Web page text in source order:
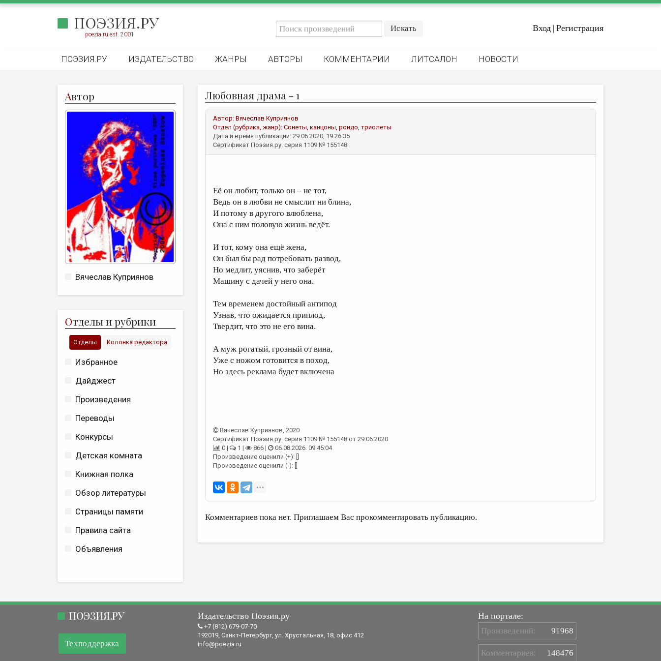
ПОЭЗИЯ.РУ
poezia.ru est. 2001
Вход | Регистрация
ПОЭЗИЯ.РУ ИЗДАТЕЛЬСТВО ЖАНРЫ АВТОРЫ КОММЕНТАРИИ ЛИТСАЛОН НОВОСТИ
Автор
Вячеслав Куприянов
Отделы и рубрики
Отделы Колонка редактора
Избранное
Дайджест
Произведения
Переводы
Конкурсы
Детская комната
Книжная полка
Обзор литературы
Страницы памяти
Правила сайта
Объявления
Любовная драма - 1
Автор: Вячеслав Куприянов
Отдел (рубрика, жанр): Сонеты, канцоны, рондо, триолеты
Дата и время публикации: 29.06.2020, 19:26:35
Сертификат Поэзия.ру: серия 1109 № 155148
Её он любит, только он – не тот,
Ведь он в любви не смыслит ни блина,
И потому в другого влюблена,
Она с ним половую жизнь ведёт.
И тот, кому она ещё жена,
Он был бы рад потребовать развод,
Но медлит, уяснив, что заберёт
Машину с дачей у него она.
Тем временем достойный антипод
Узнав, что ожидается приплод,
Твердит, что это не его вина.
А муж рогатый, грозный от вина,
Уже с ножом готовится в поход,
Но здесь реклама будет включена
Вячеслав Куприянов, 2020
Сертификат Поэзия.ру: серия 1109 № 155148 от 29.06.2020
0 |
1 | 866 |
06.08.2026. 09:45:04
Произведение оценили (+): []
Произведение оценили (-): []
Комментариев пока нет. Приглашаем Вас прокомментировать публикацию.
ПОЭЗИЯ.РУ
Техподдержка
Издательство Поэзия.ру
+7 (812) 679-07-70
192019, Санкт-Петербург, ул. Хрустальная, 18, офис 412
info@poezia.ru
На портале:
Произведений: 91968
Комментариев: 148476